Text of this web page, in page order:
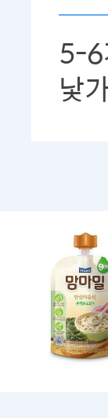
5-6
낯